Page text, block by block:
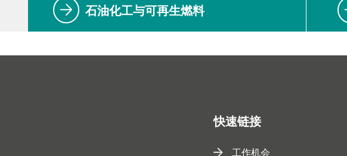
石油化工与可再生燃料
快速链接
工作机会